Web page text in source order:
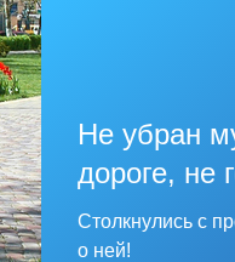
Не убран
дороге, не
Столкнулись с
о ней!